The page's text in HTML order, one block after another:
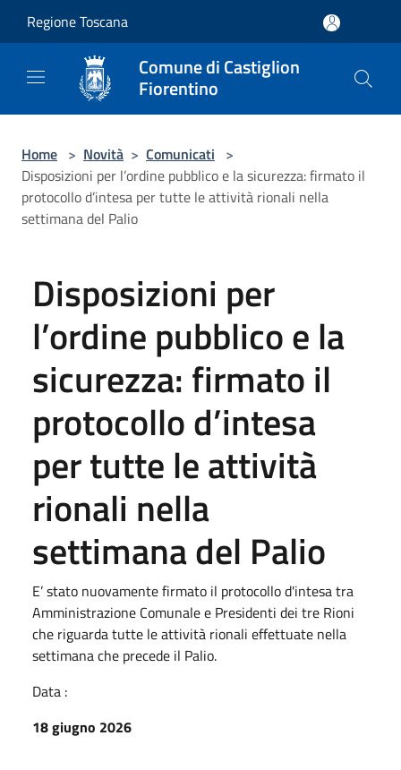
Regione Toscana
Comune di Castiglion
Fiorentino
Home > Novità > Comunicati >
Disposizioni per l’ordine pubblico e la sicurezza: firmato il
protocollo d’intesa per tutte le attività rionali nella
settimana del Palio
Disposizioni per
l’ordine pubblico e la
sicurezza: firmato il
protocollo d’intesa
per tutte le attività
rionali nella
settimana del Palio
E’ stato nuovamente firmato il protocollo d'intesa tra
Amministrazione Comunale e Presidenti dei tre Rioni
che riguarda tutte le attività rionali effettuate nella
settimana che precede il Palio.
Data :
18 giugno 2026